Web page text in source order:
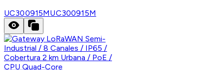
UC300915MUC300915M